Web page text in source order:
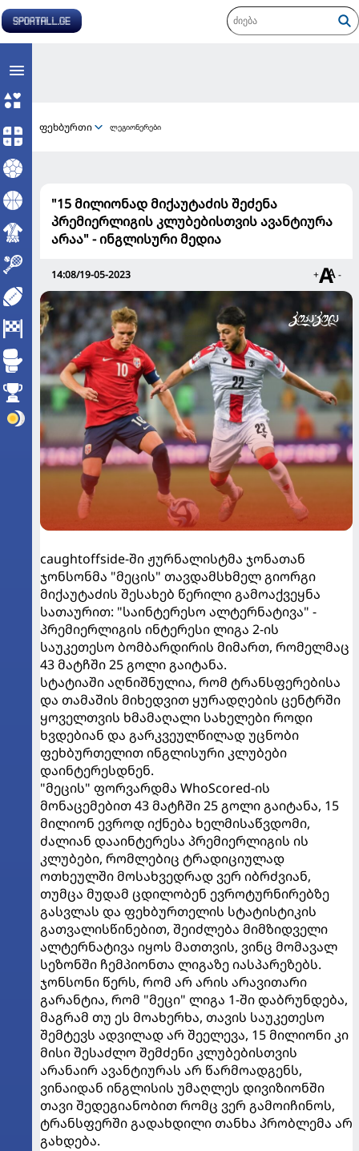
ფეხბურთი ლეგიონერები
"15 მილიონად მიქაუტაძის შეძენა
პრემიერლიგის კლუბებისთვის ავანტიურა
არაა" - ინგლისური მედია
14:08/19-05-2023 + -
caughtoffside-ში ჟურნალისტმა ჯონათან
ჯონსონმა "მეცის" თავდამსხმელ გიორგი
მიქაუტაძის შესახებ წერილი გამოაქვეყნა
სათაურით: "საინტერესო ალტერნატივა" -
პრემიერლიგის ინტერესი ლიგა 2-ის
საუკეთესო ბომბარდირის მიმართ, რომელმაც
43 მატჩში 25 გოლი გაიტანა.
სტატიაში აღნიშნულია, რომ ტრანსფერებისა
და თამაშის მიხედვით ყურადღების ცენტრში
ყოველთვის ხმამაღალი სახელები როდი
ხვდებიან და გარკვეულწილად უცნობი
ფეხბურთელით ინგლისური კლუბები
დაინტერესდნენ.
"მეცის" ფორვარდმა WhoScored-ის
მონაცემებით 43 მატჩში 25 გოლი გაიტანა, 15
მილიონ ევროდ იქნება ხელმისაწვდომი,
ძალიან დააინტერესა პრემიერლიგის ის
კლუბები, რომლებიც ტრადიციულად
ოთხეულში მოსახვედრად ვერ იბრძვიან,
თუმცა მუდამ ცდილობენ ევროტურნირებზე
გასვლას და ფეხბურთელის სტატისტიკის
გათვალისწინებით, შეიძლება მიმზიდველი
ალტერნატივა იყოს მათთვის, ვინც მომავალ
სეზონში ჩემპიონთა ლიგაზე იასპარეზებს.
ჯონსონი წერს, რომ არ არის არავითარი
გარანტია, რომ "მეცი" ლიგა 1-ში დაბრუნდება,
მაგრამ თუ ეს მოახერხა, თავის საუკეთესო
შემტევს ადვილად არ შეელევა, 15 მილიონი კი
მისი შესაძლო შემძენი კლუბებისთვის
არანაირ ავანტიურას არ წარმოადგენს,
ვინაიდან ინგლისის უმაღლეს დივიზიონში
თავი შედეგიანობით რომც ვერ გამოიჩინოს,
ტრანსფერში გადახდილი თანხა პრობლემა არ
გახდება.